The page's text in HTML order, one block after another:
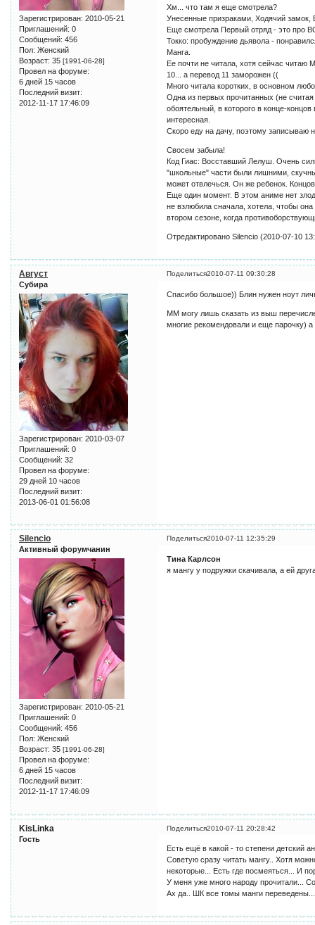
Зарегистрирован: 2010-05-21
Приглашений: 0
Сообщений: 456
Пол: Женский
Возраст: 35 [1991-06-28]
Провел на форуме:
6 дней 15 часов
Последний визит:
2012-11-17 17:46:09
Хм... что там я еще смотрела?
Унесенные призраками, Ходячий
Еще смотрела Первый отряд - это про
Токко: пробуждение дьявола -
Манга.
Ее почти не читала, хотя сейчас читаю
10... а перевод 11 заморожен ((
Много читала коротких, в основном
Одна из первых прочитанных (не считая
обоятельный, в которого в конце-
интересная.
Скоро еду на дачу, поэтому
Свосем забыла!
Код Гиас: Восставший Лелуш. Очень
"школьные" части были лишними,
может отвлечься. Он же ребенок.
Еще один момент. В этом аниме нет
не взлюбила сначала, хотела, чтобы
втором сезоне, когда
Отредактировано Silencio (2010-07-10
Поделиться2010-07-11 09:30:28
Август
Субира
Зарегистрирован: 2010-03-07
Приглашений: 0
Сообщений: 32
Провел на форуме:
29 дней 10 часов
Последний визит:
2013-06-01 01:56:08
Спасибо большое)) Блин нужен ноут
ММ могу лишь сказать из выш
многие рекомендовали и еще парочку)
Поделиться2010-07-11 12:35:29
Silencio
Активный форумчанин
Зарегистрирован: 2010-05-21
Приглашений: 0
Сообщений: 456
Пол: Женский
Возраст: 35 [1991-06-28]
Провел на форуме:
6 дней 15 часов
Последний визит:
2012-11-17 17:46:09
Тина Карлсон
я мангу у подружки скачивала, а ей
Поделиться2010-07-11 20:28:42
KisLinka
Гость
Есть ещё в какой - то степени детский
Советую сразу читать мангу.. Хотя
некоторые... Есть где посмеяться... И
У меня уже много народу прочитали...
Ах да.. ШК все томы манги переведены...